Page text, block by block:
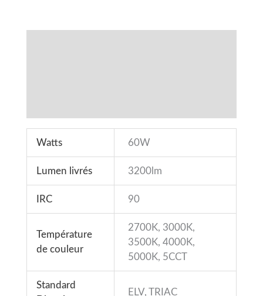
Watts 60W
Lumen livrés 3200lm
IRC 90
Température
de couleur
2700K, 3000K,
3500K, 4000K,
5000K, 5CCT
Standard
ELV, TRIAC